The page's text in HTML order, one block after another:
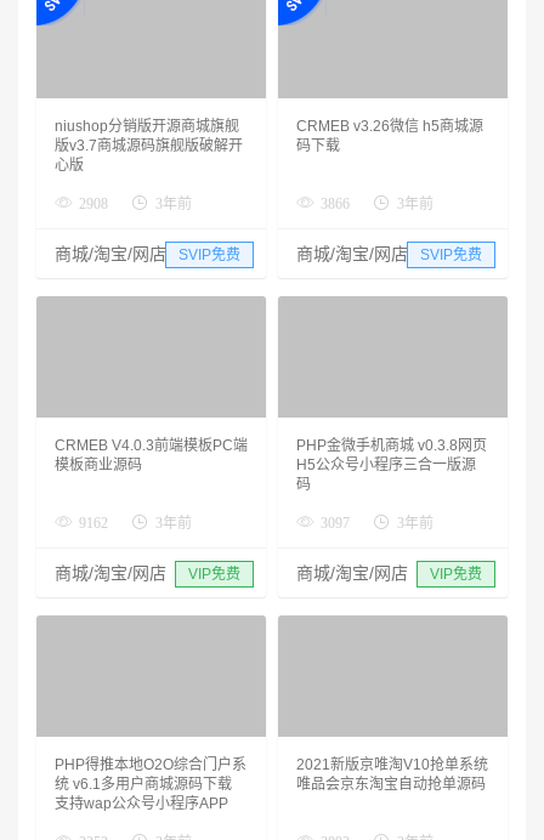
niushop分销版开源商城旗舰
版v3.7商城源码旗舰版破解开
心版
2908 3年前
商城/淘宝/网店 SVIP免费
CRMEB v3.26微信 h5商城源
码下载
3866 3年前
商城/淘宝/网店 SVIP免费
CRMEB V4.0.3前端模板PC端
模板商业源码
9162 3年前
商城/淘宝/网店 VIP免费
PHP金微手机商城 v0.3.8网页
H5公众号小程序三合一版源
码
3097 3年前
商城/淘宝/网店 VIP免费
PHP得推本地O2O综合门户系
统 v6.1多用户商城源码下载
支持wap公众号小程序APP
2021新版京唯淘V10抢单系统
唯品会京东淘宝自动抢单源码